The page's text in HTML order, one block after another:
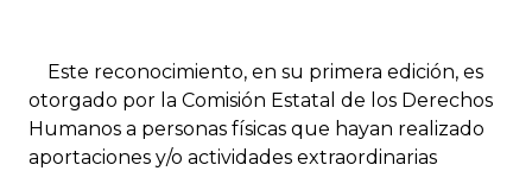
Este reconocimiento, en su primera edición, es
otorgado por la Comisión Estatal de los Derechos
Humanos a personas físicas que hayan realizado
aportaciones y/o actividades extraordinarias